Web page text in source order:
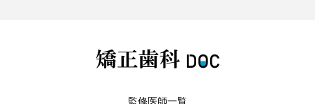
監修医師一覧